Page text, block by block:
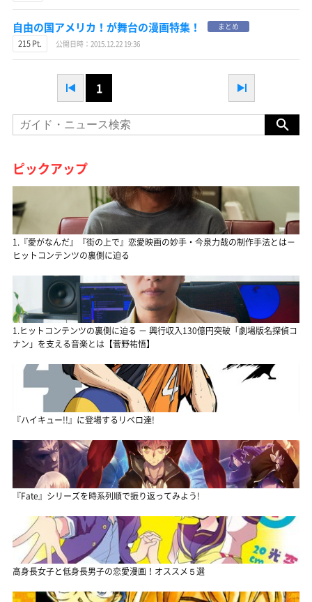
自由の国アメリカ！が舞台の漫画特集！ まとめ
215 Pt. 公開日時：2015.12.22 19:36
1
ピックアップ
1.『愛がなんだ』『街の上で』恋愛映画の妙手・今泉力哉の制作手法とは－
ヒットコンテンツの裏側に迫る
1.ヒットコンテンツの裏側に迫る － 興行収入130億円突破「劇場版名探偵コ
ナン」を支える音楽とは【菅野祐悟】
『ハイキュー!!』に登場するリベロ達!
『Fate』シリーズを時系列順で振り返ってみよう!
高身長女子と低身長男子の恋愛漫画！オススメ５選